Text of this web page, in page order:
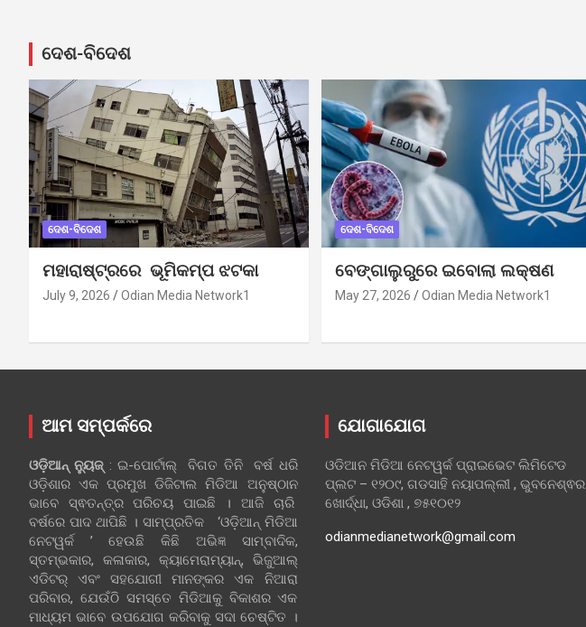
ଦେଶ-ବିଦେଶ
ଦେଶ-ବିଦେଶ
ମହାରାଷ୍ଟ୍ରରେ ଭୂମିକମ୍ପ ଝଟକା
July 9, 2026 Odian Media Network1
ଦେଶ-ବିଦେଶ
ବେଙ୍ଗାଲୁରୁରେ ଇବୋଲା ଲକ୍ଷଣ
May 27, 2026 Odian Media Network1
ଆମ ସମ୍ପର୍କରେ
ଓଡ଼ିଆନ୍‍ ନ୍ୟୁଜ୍‍: ଇ-ପୋର୍ଟାଲ୍ ବିଗତ ତିନି ବର୍ଷ ଧରି
ଓଡ଼ିଶାର ଏକ ପ୍ରମୁଖ ଡିଜିଟାଲ ମିଡିଆ ଅନୁଷ୍ଠାନ
ଭାବେ ସ୍ଵତନ୍ତ୍ର ପରିଚୟ ପାଇଛି । ଆଜି ଚାରି
ବର୍ଷରେ ପାଦ ଥାପିଛି । ସାମ୍ପ୍ରତିକ ‘ଓଡ଼ିଆନ୍‍ ମିଡିଆ
ନେଟୱର୍କ ’ ହେଉଛି କିଛି ଅଭିଜ୍ଞ ସାମ୍ବାଦିକ,
ସ୍ତମ୍ଭକାର, କଳାକାର, କ୍ୟାମେରାମ୍ୟାନ୍, ଭିଜୁଆଲ୍
ଏଡିଟର୍ ଏବଂ ସହଯୋଗୀ ମାନଙ୍କର ଏକ ନିଆରା
ପରିବାର, ଯେଉଁଠି ସମସ୍ତେ ମିଡିଆକୁ ବିକାଶର ଏକ
ମାଧ୍ୟମ ଭାବେ ଉପଯୋଗ କରିବାକୁ ସଦା ଚେଷ୍ଟିତ ।
ଯୋଗାଯୋଗ
ଓଡିଆନ ମିଡିଆ ନେଟୱର୍କ ପ୍ରାଇଭେଟ ଲିମିଟେଡ
ପ୍ଲଟ – ୧୨୦୯, ଗଡସାହି ନୟାପଲ୍ଲୀ , ଭୁବନେଶ୍ଵର
ଖୋର୍ଦ୍ଧା, ଓଡିଶା , ୭୫୧୦୧୨
odianmedianetwork@gmail.com